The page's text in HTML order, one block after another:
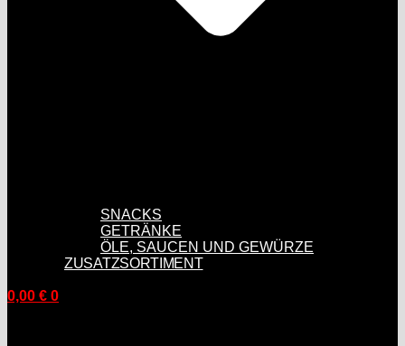
SNACKS
GETRÄNKE
ÖLE, SAUCEN UND GEWÜRZE
ZUSATZSORTIMENT
0,00 € 0